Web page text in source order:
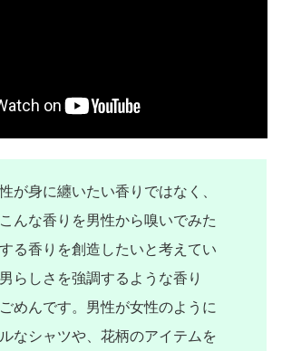
が身に纏いたい香りではなく、
んな香りを男性から嗅いでみた
る香りを創造したいと考えてい
らしさを強調するような香り
めんです。男性が女性のように
ルなシャツや、花柄のアイテムを